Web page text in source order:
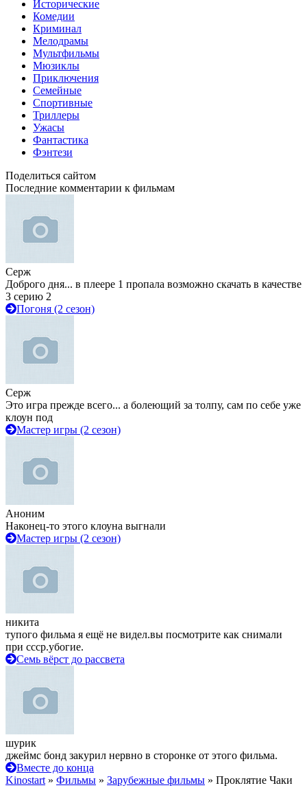
Исторические
Комедии
Криминал
Мелодрамы
Мультфильмы
Мюзиклы
Приключения
Семейные
Спортивные
Триллеры
Ужасы
Фантастика
Фэнтези
Поделиться сайтом
Последние комментарии к фильмам
Серж
Доброго дня... в плеере 1 пропала возможно скачать в качестве
3 серию 2
Погоня (2 сезон)
Серж
Это игра прежде всего... а болеющий за толпу, сам по себе уже
клоун под
Мастер игры (2 сезон)
Аноним
Наконец-то этого клоуна выгнали
Мастер игры (2 сезон)
никита
тупого фильма я ещё не видел.вы посмотрите как снимали
при ссср.убогие.
Семь вёрст до рассвета
шурик
джеймс бонд закурил нервно в сторонке от этого фильма.
Вместе до конца
Kinostart » Фильмы » Зарубежные фильмы » Проклятие Чаки